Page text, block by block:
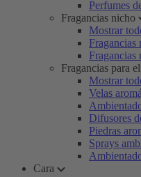
Perfumes
Fragancias nicho
Mostrar
Fragancias
Fragancias
Fragancias para
Mostrar
Velas
Difusores
Piedras
Sprays
Cara